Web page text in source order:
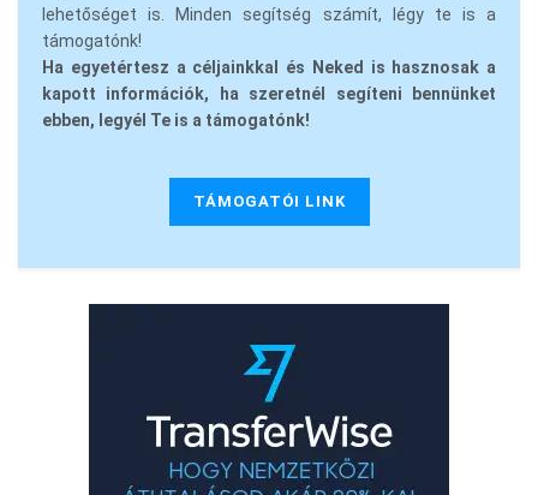
lehetőséget is. Minden segítség számít, légy te is a
támogatónk!
Ha egyetértesz a céljainkkal és Neked is hasznosak a
kapott információk, ha szeretnél segíteni bennünket
ebben, legyél Te is a támogatónk!
TÁMOGATÓI LINK